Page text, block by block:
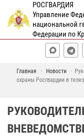
РОСГВАРДИЯ
Управление
национальной
Федерации по
Главная Новости
охраны Росгвардии в